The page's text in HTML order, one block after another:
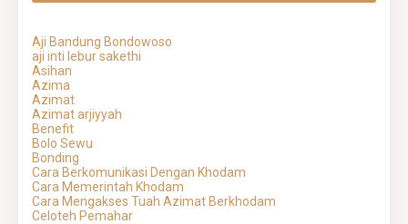
Aji Bandung Bondowoso
aji inti lebur sakethi
Asihan
Azima
Azimat
Azimat arjiyyah
Benefit
Bolo Sewu
Bonding
Cara Berkomunikasi Dengan Khodam
Cara Memerintah Khodam
Cara Mengakses Tuah Azimat Berkhodam
Celoteh Pemahar